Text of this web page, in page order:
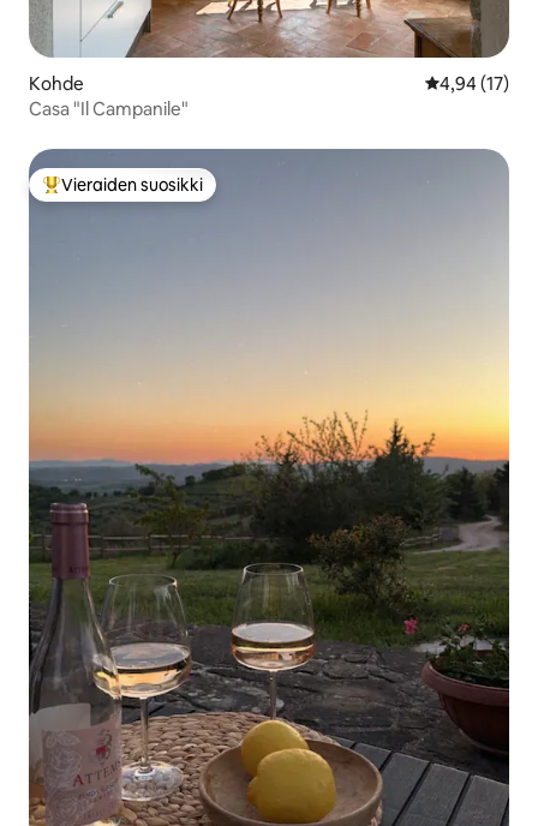
Kohde
4,94 (17)
Casa "Il Campanile"
Vieraiden suosikkien parhaimmistoa
Vieraiden suosikki